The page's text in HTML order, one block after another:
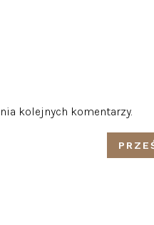
kolejnych komentarzy.